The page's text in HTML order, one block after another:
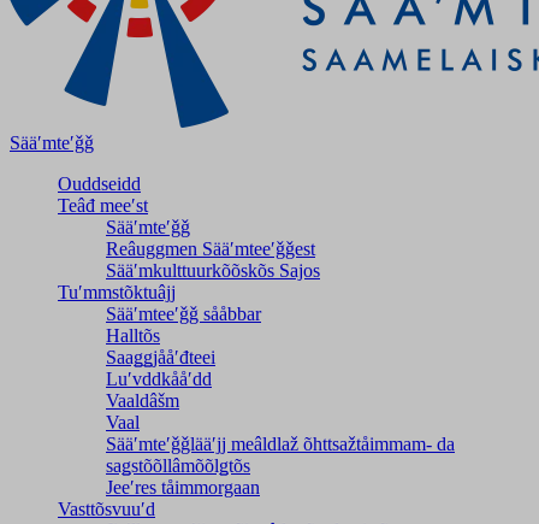
Sääʹmteʹǧǧ
Ouddseidd
Teâđ meeʹst
Sääʹmteʹǧǧ
Reâuggmen Sääʹmteeʹǧǧest
Sääʹmkulttuurkõõskõs Sajos
Tuʹmmstõktuâjj
Sääʹmteeʹǧǧ sååbbar
Halltõs
Saaǥǥjååʹđteei
Luʹvddkååʹdd
Vaaldâšm
Vaal
Sääʹmteʹǧǧlääʹjj meâldlaž õhttsažtåimmam- da
saǥstõõllâmõõlǥtõs
Jeeʹres tåimmorgaan
Vasttõsvuuʹd